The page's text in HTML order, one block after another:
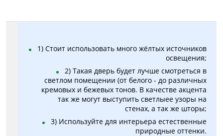
1) Стоит использовать много жёлтых источников
освещения;
2) Такая дверь будет лучше смотреться в
светлом помещении (от белого - до различных
кремовых и бежевых тонов. В качестве акцента
так же могут выступить светлыее узоры на
стенах, а так же шторы;
3) Используйте для интерьера естественные
природные оттенки.